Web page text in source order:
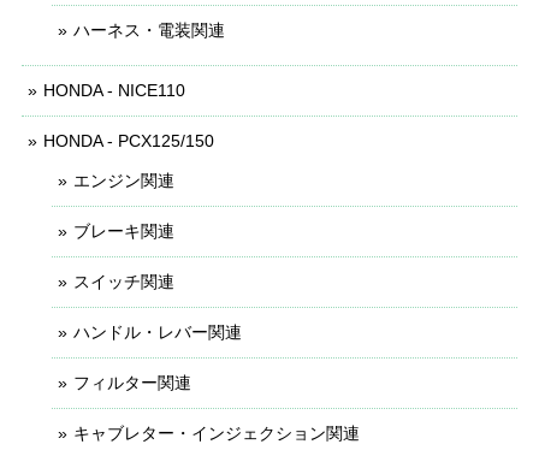
ハーネス・電装関連
HONDA - NICE110
HONDA - PCX125/150
エンジン関連
ブレーキ関連
スイッチ関連
ハンドル・レバー関連
フィルター関連
キャブレター・インジェクション関連